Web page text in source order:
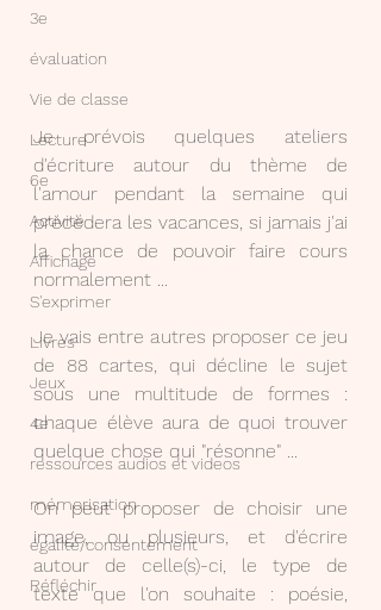
3e
évaluation
Vie de classe
Lecture
6e
Activité
Affichage
S'exprimer
Livres
Jeux
4e
ressources audios et videos
mémorisation
égalité/consentement
Réfléchir
Je prévois quelques ateliers
d'écriture autour du thème de
l'amour pendant la semaine qui
précèdera les vacances, si jamais j'ai
la chance de pouvoir faire cours
normalement ...
Je vais entre autres proposer ce jeu
de 88 cartes, qui décline le sujet
sous une multitude de formes :
chaque élève aura de quoi trouver
quelque chose qui "résonne" ...
On peut proposer de choisir une
image, ou plusieurs, et d'écrire
autour de celle(s)-ci, le type de
texte que l'on souhaite : poésie,